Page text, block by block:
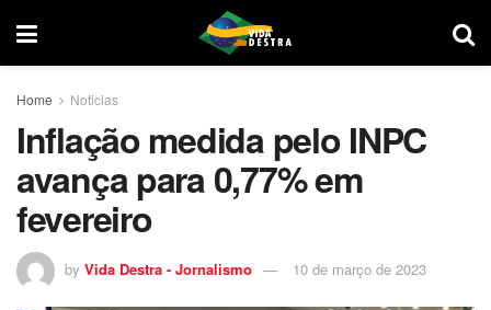
Home Noticias
Inflação medida pelo INPC
avança para 0,77% em
fevereiro
by Vida Destra - Jornalismo 10 de março de 2023